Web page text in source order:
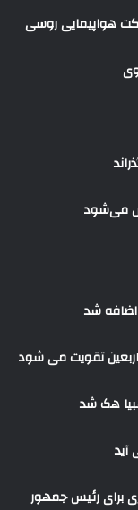
هواپیمایی روسی
شد
اربعین تقویت می شود
هک شد
برای رئیس جمهور